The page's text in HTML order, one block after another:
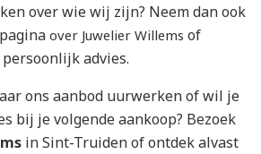
over wie wij zijn? Neem dan ook
over Juwelier Willems of
advies.
ons aanbod uurwerken of wil je
bij je volgende aankoop? Bezoek
in Sint-Truiden of ontdek alvast